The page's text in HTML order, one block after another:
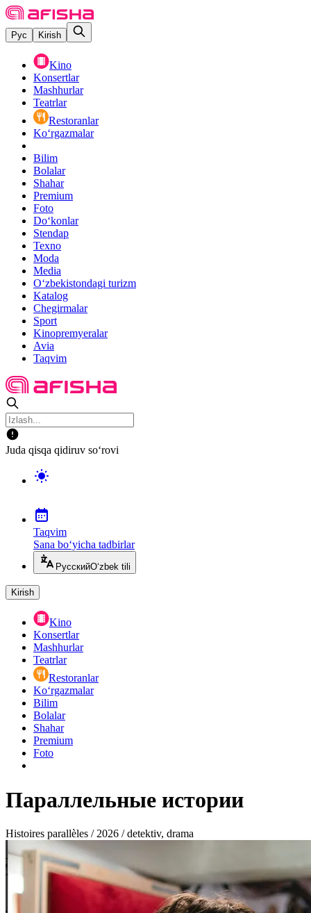
Рус Kirish
Kino
Konsertlar
Mashhurlar
Teatrlar
Restoranlar
Ko‘rgazmalar
Bilim
Bolalar
Shahar
Premium
Foto
Do‘konlar
Stendap
Texno
Moda
Media
O‘zbekistondagi turizm
Katalog
Chegirmalar
Sport
Kinopremyeralar
Avia
Taqvim
Juda qisqa qidiruv so‘rovi
Taqvim
Sana bo‘yicha tadbirlar
РусскийO‘zbek tili
Kirish
Kino
Konsertlar
Mashhurlar
Teatrlar
Restoranlar
Ko‘rgazmalar
Bilim
Bolalar
Shahar
Premium
Foto
Параллельные истории
Histoires parallèles / 2026 / detektiv, drama